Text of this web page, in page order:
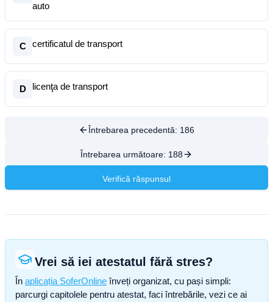
auto
C certificatul de transport
D licenţa de transport
Întrebarea precedentă: 186
Întrebarea următoare: 188
Verifică răspunsul
Vrei să iei atestatul fără stres?
În aplicația SoferOnline înveți organizat, cu pași simpli:
parcurgi capitolele pentru atestat, faci întrebările, vezi ce ai